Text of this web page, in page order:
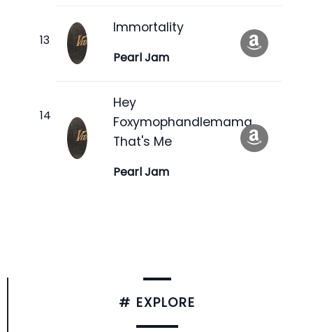
Immortality
Pearl Jam
Hey
Foxymophandlemama,
That's Me
Pearl Jam
# EXPLORE